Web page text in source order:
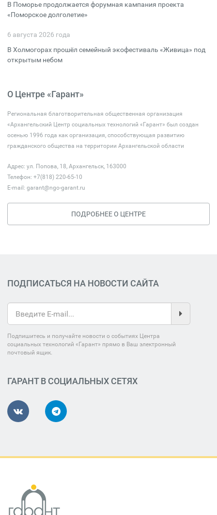
В Поморье продолжается форумная кампания проекта
«Поморское долголетие»
6 августа 2026 года
В Холмогорах прошёл семейный экофестиваль «Живица» под
открытым небом
О Центре «Гарант»
Региональная благотворительная общественная организация
«Архангельский Центр социальных технологий «Гарант» был создан
осенью 1996 года как организация, способствующая развитию
гражданского общества на территории Архангельской области
Адрес: ул. Попова, 18, Архангельск, 163000
Телефон: +7(818) 220-65-10
E-mail: garant@ngo-garant.ru
ПОДРОБНЕЕ О ЦЕНТРЕ
ПОДПИСАТЬСЯ НА НОВОСТИ САЙТА
Подпишитесь и получайте новости о событиях Центра
социальных технологий «Гарант» прямо в Ваш электронный
почтовый ящик.
ГАРАНТ В СОЦИАЛЬНЫХ СЕТЯХ